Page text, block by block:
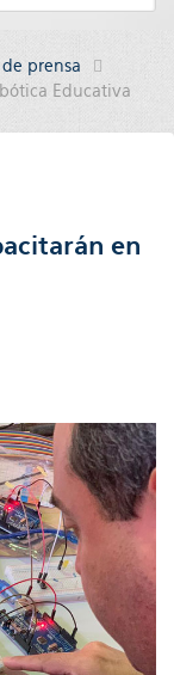
de prensa
Educativa
en